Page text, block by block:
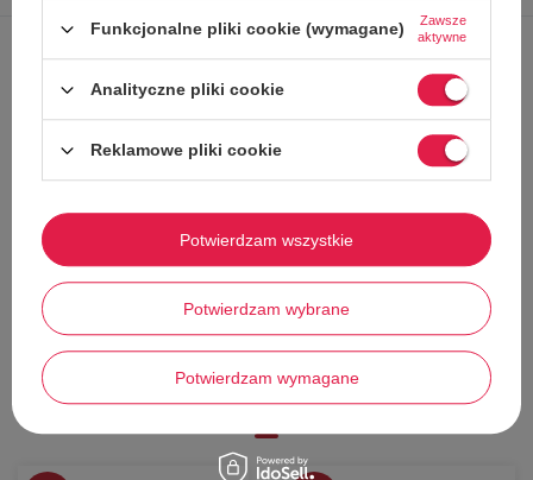
Wykonany z wysokiej jakości materiałów
Zjawiskowe wzornictwo
Idealna na plażę czy basen dla każdej stylowej kobiety!
Stwórz zestaw i dodaj do
zamówienia
Funkcjonalne pliki cookie (wymagane)
Zawsze
aktywne
Analityczne pliki cookie
Reklamowe pliki cookie
Potwierdzam wybrane
Potwierdzam wymagane
Potwierdzam wszystkie